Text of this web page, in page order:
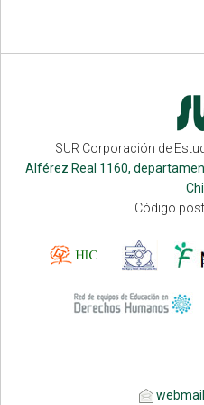
SUR Corporación de
Alférez Real 1160,
Código
webmail